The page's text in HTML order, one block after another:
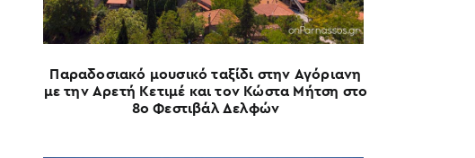
Παραδοσιακό μουσικό ταξίδι στην Αγόριανη
με την Αρετή Κετιμέ και τον Κώστα Μήτση στο
8ο Φεστιβάλ Δελφών